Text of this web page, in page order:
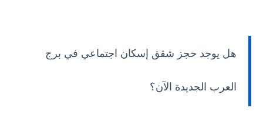
هل يوجد حجز شقق إسكان اجتماعي في برج
العرب الجديدة الآن؟